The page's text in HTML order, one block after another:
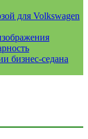
для Volkswagen
бизнес-седана